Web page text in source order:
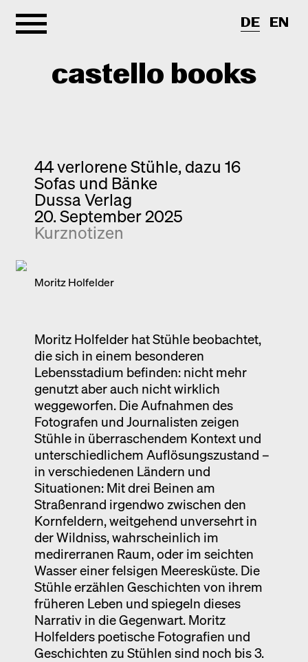
castello books
Kategorien
Interview
Kurznotizen
Neuerscheinungen
Entdeckungen
Venedig
Termine
Info
Newsletter
DE EN
44 verlorene Stühle, dazu 16
Sofas und Bänke
Dussa Verlag
20. September 2025
Kurznotizen
Moritz Holfelder
Moritz Holfelder hat Stühle beobachtet,
die sich in einem besonderen
Lebensstadium befinden: nicht mehr
genutzt aber auch nicht wirklich
weggeworfen. Die Aufnahmen des
Fotografen und Journalisten zeigen
Stühle in überraschendem Kontext und
unterschiedlichem Auflösungszustand –
in verschiedenen Ländern und
Situationen: Mit drei Beinen am
Straßenrand irgendwo zwischen den
Kornfeldern, weitgehend unversehrt in
der Wildniss, wahrscheinlich im
medirerranen Raum, oder im seichten
Wasser einer felsigen Meeresküste. Die
Stühle erzählen Geschichten von ihrem
früheren Leben und spiegeln dieses
Narrativ in die Gegenwart. Moritz
Holfelders poetische Fotografien und
Geschichten zu Stühlen sind noch bis 3.